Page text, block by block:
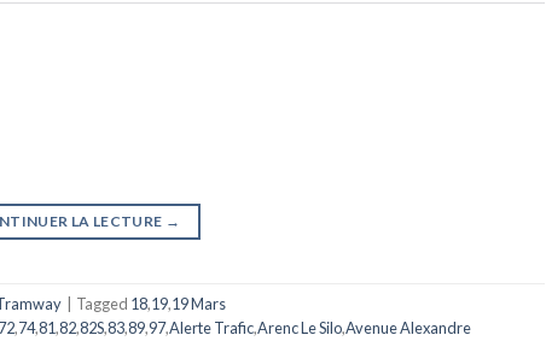
LA LECTURE →
Tagged 18,19,19 Mars
72,74,81,82,82S,83,89,97,Alerte Trafic,Arenc Le Silo,Avenue Alexandre